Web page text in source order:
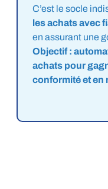
C’est le socle
les achats avec
en assurant une
Objectif :
achats pour
conformité et en